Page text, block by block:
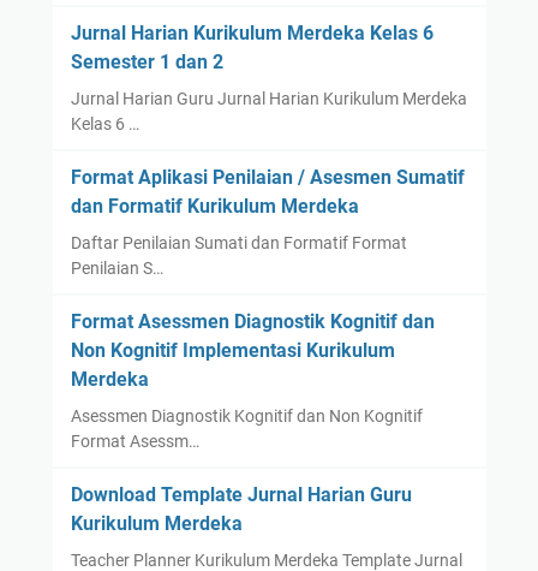
Jurnal Harian Kurikulum Merdeka Kelas 6
Semester 1 dan 2
Jurnal Harian Guru Jurnal Harian Kurikulum Merdeka
Kelas 6 …
Format Aplikasi Penilaian / Asesmen Sumatif
dan Formatif Kurikulum Merdeka
Daftar Penilaian Sumati dan Formatif Format
Penilaian S…
Format Asessmen Diagnostik Kognitif dan
Non Kognitif Implementasi Kurikulum
Merdeka
Asessmen Diagnostik Kognitif dan Non Kognitif
Format Asessm…
Download Template Jurnal Harian Guru
Kurikulum Merdeka
Teacher Planner Kurikulum Merdeka Template Jurnal